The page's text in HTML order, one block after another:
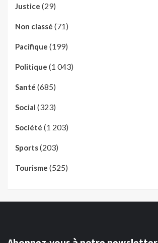
Justice (29)
Non classé (71)
Pacifique (199)
Politique (1 043)
Santé (685)
Social (323)
Société (1 203)
Sports(203)
Tourisme (525)